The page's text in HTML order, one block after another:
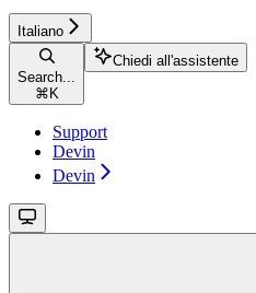
Italiano
Search...
⌘ K
Chiedi all'assistente
Support
Devin
Devin